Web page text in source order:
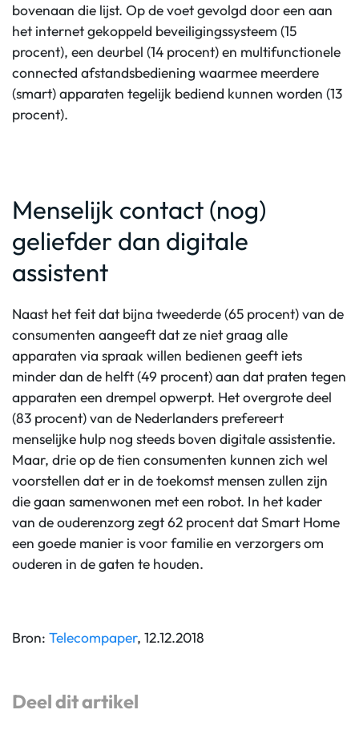
bovenaan die lijst. Op de voet gevolgd door een aan
het internet gekoppeld beveiligingssysteem (15
procent), een deurbel (14 procent) en multifunctionele
connected afstandsbediening waarmee meerdere
(smart) apparaten tegelijk bediend kunnen worden (13
procent).
Menselijk contact (nog)
geliefder dan digitale
assistent
Naast het feit dat bijna tweederde (65 procent) van de
consumenten aangeeft dat ze niet graag alle
apparaten via spraak willen bedienen geeft iets
minder dan de helft (49 procent) aan dat praten tegen
apparaten een drempel opwerpt. Het overgrote deel
(83 procent) van de Nederlanders prefereert
menselijke hulp nog steeds boven digitale assistentie.
Maar, drie op de tien consumenten kunnen zich wel
voorstellen dat er in de toekomst mensen zullen zijn
die gaan samenwonen met een robot. In het kader
van de ouderenzorg zegt 62 procent dat Smart Home
een goede manier is voor familie en verzorgers om
ouderen in de gaten te houden.
Bron: Telecompaper, 12.12.2018
Deel dit artikel